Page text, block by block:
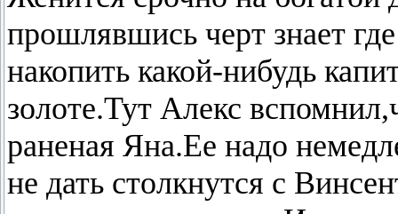
прошлявшись черт знает
накопить какой-нибудь
золоте.Тут Алекс
раненая Яна.Ее надо
не дать столкнутся с